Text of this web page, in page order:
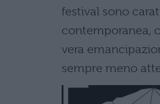
festival sono
contemporanea,
vera
sempre meno